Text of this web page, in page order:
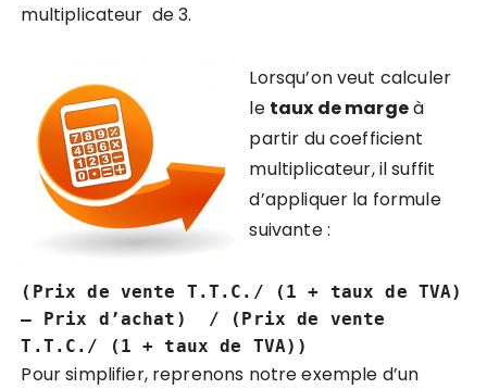
multiplicateur de 3.
Lorsqu’on veut calculer
le taux de margeà
partir du coefficient
multiplicateur, il suffit
d’appliquer la formule
suivante :
(Prix de vente T.T.C./ (1 + taux de TVA)
– Prix d’achat) / (Prix de vente
T.T.C./ (1 + taux de TVA))
Pour simplifier, reprenons notre exemple d’un